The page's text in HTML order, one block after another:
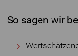
So sagen wir